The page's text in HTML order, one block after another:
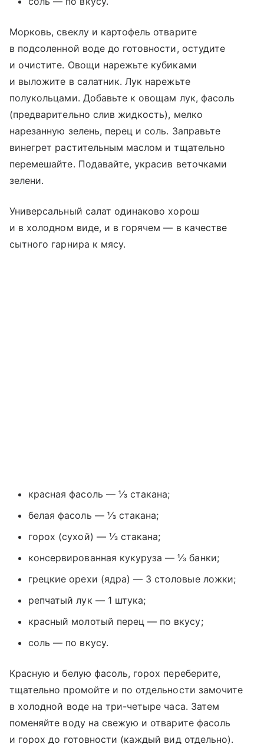
Морковь, свеклу и картофель отварите
в подсоленной воде до готовности, остудите
и очистите. Овощи нарежьте кубиками
и выложите в салатник. Лук нарежьте
полукольцами. Добавьте к овощам лук, фасоль
(предварительно слив жидкость), мелко
нарезанную зелень, перец и соль. Заправьте
винегрет растительным маслом и тщательно
перемешайте. Подавайте, украсив веточками
зелени.
Универсальный салат одинаково хорош
и в холодном виде, и в горячем — в качестве
сытного гарнира к мясу.
красная фасоль — ⅓ стакана;
белая фасоль — ⅓ стакана;
горох (сухой) — ⅓ стакана;
консервированная кукуруза — ⅓ банки;
грецкие орехи (ядра) — 3 столовые ложки;
репчатый лук — 1 штука;
красный молотый перец — по вкусу;
соль — по вкусу.
Красную и белую фасоль, горох переберите,
тщательно промойте и по отдельности замочите
в холодной воде на три-четыре часа. Затем
поменяйте воду на свежую и отварите фасоль
и горох до готовности (каждый вид отдельно).